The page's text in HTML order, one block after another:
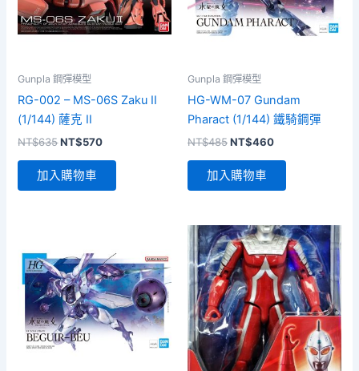
Gunpla 鋼彈模型
RG-002 – MS-06S Zaku II
(1/144) 薩克 II
NT$635原
價
格：
NT$570目
加入購物車
Gunpla 鋼彈模型
HG-WM-07 Gundam
Pharact (1/144) 鐵騎鋼彈
NT$485原
價
格：
NT$460目
加入購物車